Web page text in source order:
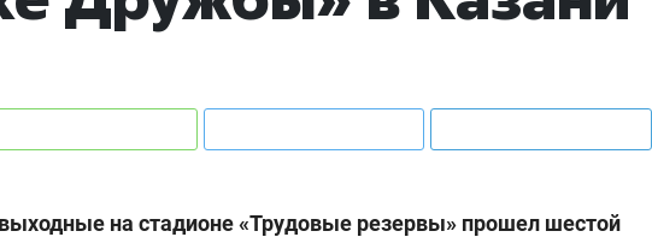
на стадионе «Трудовые резервы» прошел шестой